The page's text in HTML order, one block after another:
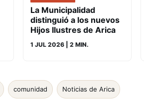
La Municipalidad
distinguió a los nuevos
Hijos Ilustres de Arica
1 JUL 2026 | 2 MIN.
comunidad Noticias de Arica